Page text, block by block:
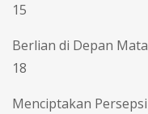
15
Berlian di Depan
18
Menciptakan